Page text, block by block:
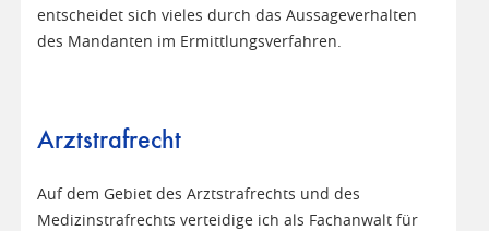
entscheidet sich vieles durch das Aussageverhalten
des Mandanten im Ermittlungsverfahren.
Arztstrafrecht
Auf dem Gebiet des Arztstrafrechts und des
Medizinstrafrechts verteidige ich als Fachanwalt für